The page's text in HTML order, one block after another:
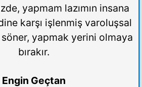
yapmam lazımın insana
karşı işlenmiş varoluşsal
yapmak yerini olmaya
bırakır.
Engin Geçtan